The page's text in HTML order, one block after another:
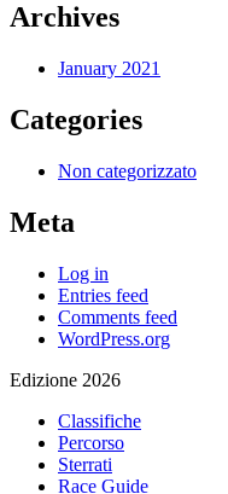
Archives
January 2021
Categories
Non categorizzato
Meta
Log in
Entries feed
Comments feed
WordPress.org
Edizione 2026
Classifiche
Percorso
Sterrati
Race Guide